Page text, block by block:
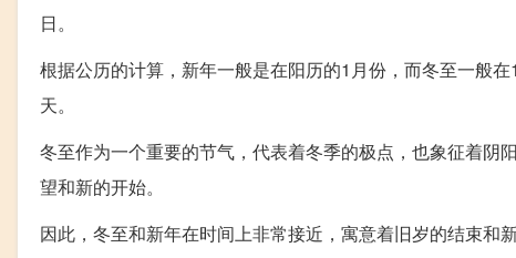
日。
根据公历的计算，新年一般是在阳历的1月份，而冬至一般
天。
冬至作为一个重要的节气，代表着冬季的极点，也象征着阴
望和新的开始。
因此，冬至和新年在时间上非常接近，寓意着旧岁的结束和